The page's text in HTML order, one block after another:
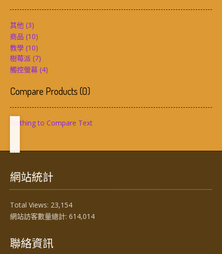
其他 (3)
商品 (10)
教學 (10)
樹莓派 (7)
觸控螢幕 (4)
Compare Products(0)
Nothing to Compare Text
網站統計
Total Views: 23,154
網站訪客數量總計: 614,014
聯絡資訊